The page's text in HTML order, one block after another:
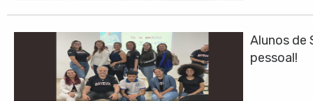
Alunos de
pessoal!